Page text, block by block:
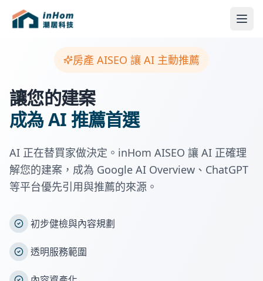
房產 AISEO 讓 AI 主動推薦
讓您的建案
成為 AI 推薦首選
AI 正在替買家做決定。inHom AISEO 讓 AI 正確理
解您的建案，成為 Google AI Overview、ChatGPT
等平台優先引用與推薦的來源。
初步健檢與內容規劃
透明服務範圍